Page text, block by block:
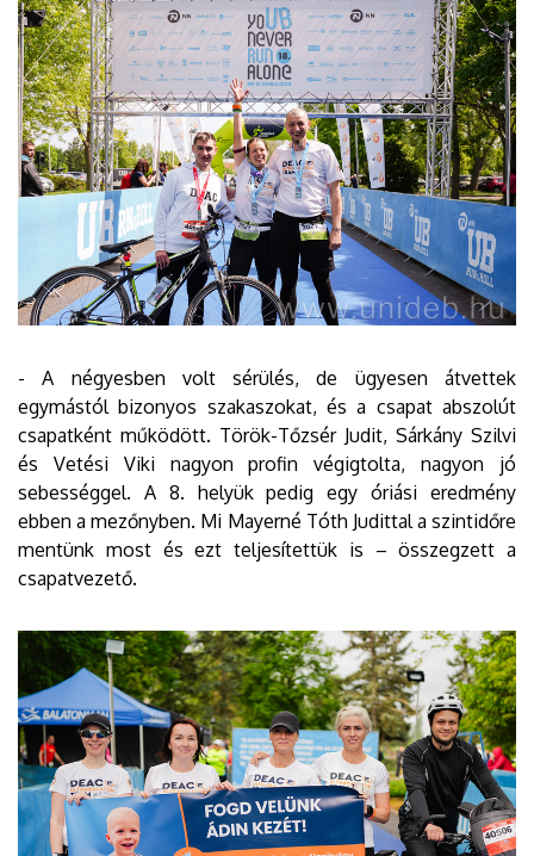
- A négyesben volt sérülés, de ügyesen átvettek
egymástól bizonyos szakaszokat, és a csapat abszolút
csapatként működött. Török-Tőzsér Judit, Sárkány Szilvi
és Vetési Viki nagyon profin végigtolta, nagyon jó
sebességgel. A 8. helyük pedig egy óriási eredmény
ebben a mezőnyben. Mi Mayerné Tóth Judittal a szintidőre
mentünk most és ezt teljesítettük is – összegzett a
csapatvezető.